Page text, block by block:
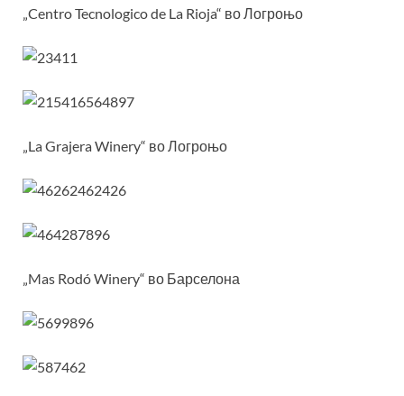
„Centro Tecnologico de La Rioja“ во Логроњо
„La Grajera Winery“ во Логроњо
„Mas Rodó Winery“ во Барселона